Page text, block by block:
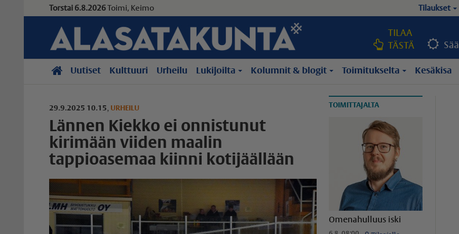
Torstai 6.8.2026 Toimi, Keimo Tilaukset
TILAA
TÄSTÄ
Sää
Uutiset Kulttuuri Urheilu Lukijoilta Kolumnit & blogit Toimitukselta Kesäkisa
29.9.2025 10.15, URHEILU
Lännen Kiekko ei onnistunut
kirimään viiden maalin
tappioasemaa kiinni kotijäällään
TOIMITTAJALTA
Omenahulluus iski